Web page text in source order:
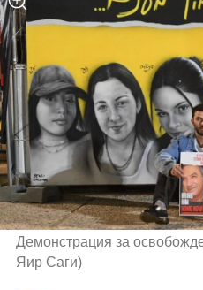
Демонстрация за
Яир Саги)